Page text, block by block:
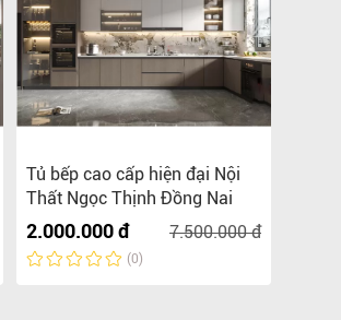
Tủ bếp cao cấp hiện đại Nội
Thất Ngọc Thịnh Đồng Nai
2.000.000 đ 7.500.000 đ
(0)